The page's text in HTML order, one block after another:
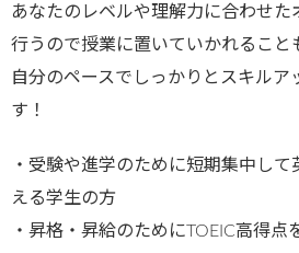
あなたのレベルや理解力に合わせた
行うので授業に置いていかれること
自分のペースでしっかりとスキルア
す！
・受験や進学のために短期集中し
える学生の方
・昇格・昇給のためにTOEIC高得点